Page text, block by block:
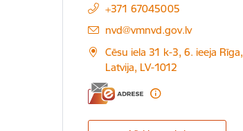
+371 67045005
E-pasts:
nvd@vmnvd.gov.lv
Cēsu iela 31 k-3, 6. ieeja Rīga,
Latvija, LV-1012